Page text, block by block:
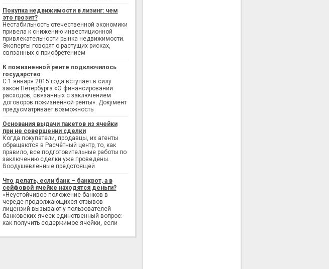
Покупка недвижимости в лизинг: чем
это грозит?
Нестабильность отечественной экономики
привела к снижению инвестиционной
привлекательности рынка недвижимости.
Эксперты говорят о растущих рисках,
связанных с приобретением
К пожизненной ренте подключилось
государство
С 1 января 2015 года вступает в силу
закон Петербурга «О финансировании
расходов, связанных с заключением
договоров пожизненной ренты». Документ
предусматривает возможность
Основания выдачи пакетов из ячейки
при не совершении сделки
Когда покупатели, продавцы, их агенты
обращаются в Расчётный центр, то, как
правило, все подготовительные работы по
заключению сделки уже проведены.
Воодушевлённые предстоящей
Что делать, если банк – банкрот, а в
сейфовой ячейке находятся деньги?
«Неустойчивое положение банков в
череде продолжающихся отзывов
лицензий вызывают у пользователей
банковских ячеек единственный вопрос:
как получить содержимое ячейки, если